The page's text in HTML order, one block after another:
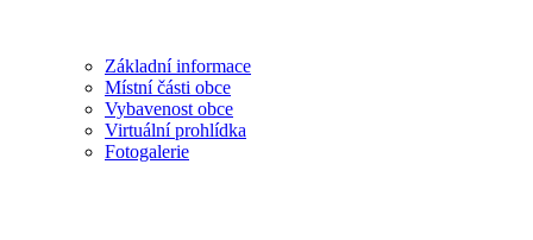
Základní informace
Místní části obce
Vybavenost obce
Virtuální prohlídka
Fotogalerie